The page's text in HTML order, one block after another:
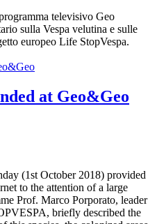
televisivo Geo
sulla Vespa velutina e sulle
europeo Life StopVespa.
at Geo&Geo
(1st October 2018) provided
to the attention of a large
Prof. Marco Porporato, leader
briefly described the